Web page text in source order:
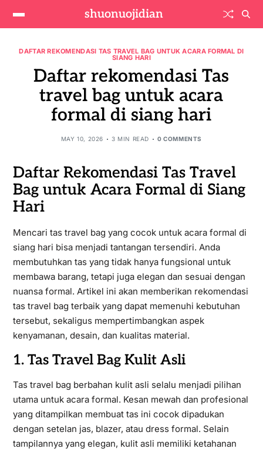
shuonuojidian
DAFTAR REKOMENDASI TAS TRAVEL BAG UNTUK ACARA FORMAL DI
SIANG HARI
Daftar rekomendasi Tas
travel bag untuk acara
formal di siang hari
MAY 10, 2026 3 MIN READ 0 COMMENTS
Daftar Rekomendasi Tas Travel
Bag untuk Acara Formal di Siang
Hari
Mencari tas travel bag yang cocok untuk acara formal di
siang hari bisa menjadi tantangan tersendiri. Anda
membutuhkan tas yang tidak hanya fungsional untuk
membawa barang, tetapi juga elegan dan sesuai dengan
nuansa formal. Artikel ini akan memberikan rekomendasi
tas travel bag terbaik yang dapat memenuhi kebutuhan
tersebut, sekaligus mempertimbangkan aspek
kenyamanan, desain, dan kualitas material.
1. Tas Travel Bag Kulit Asli
Tas travel bag berbahan kulit asli selalu menjadi pilihan
utama untuk acara formal. Kesan mewah dan profesional
yang ditampilkan membuat tas ini cocok dipadukan
dengan setelan jas, blazer, atau dress formal. Selain
tampilannya yang elegan, kulit asli memiliki ketahanan